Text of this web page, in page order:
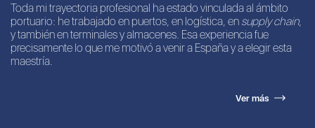
Toda mi trayectoria profesional ha estado vinculada al ámbito
portuario: he trabajado en puertos, en logística, en supply chain,
y también en terminales y almacenes. Esa experiencia fue
precisamente lo que me motivó a venir a España y a elegir esta
maestría.
Ver más